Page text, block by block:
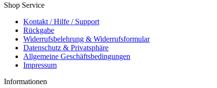
Shop Service
Kontakt / Hilfe / Support
Rückgabe
Widerrufsbelehrung & Widerrufsformular
Datenschutz & Privatsphäre
Allgemeine Geschäftsbedingungen
Impressum
Informationen